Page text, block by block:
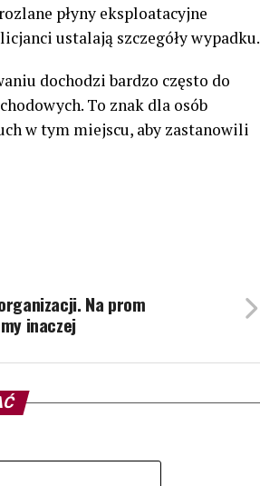
płyny eksploatacyjne
ustalają szczegóły wypadku.
dochodzi bardzo często do
To znak dla osób
w tym miejscu, aby zastanowili
Na prom
inaczej